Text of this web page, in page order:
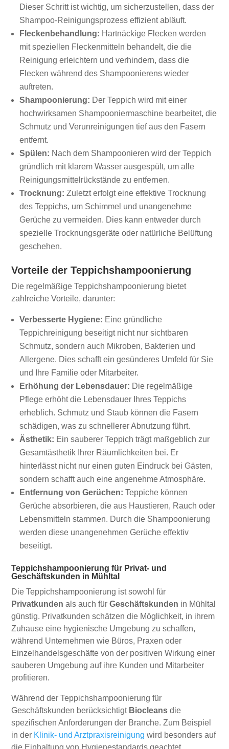
Dieser Schritt ist wichtig, um sicherzustellen, dass der
Shampoo-Reinigungsprozess effizient abläuft.
Fleckenbehandlung: Hartnäckige Flecken werden
mit speziellen Fleckenmitteln behandelt, die die
Reinigung erleichtern und verhindern, dass die
Flecken während des Shampoonierens wieder
auftreten.
Shampoonierung: Der Teppich wird mit einer
hochwirksamen Shampooniermaschine bearbeitet, die
Schmutz und Verunreinigungen tief aus den Fasern
entfernt.
Spülen: Nach dem Shampoonieren wird der Teppich
gründlich mit klarem Wasser ausgespült, um alle
Reinigungsmittelrückstände zu entfernen.
Trocknung: Zuletzt erfolgt eine effektive Trocknung
des Teppichs, um Schimmel und unangenehme
Gerüche zu vermeiden. Dies kann entweder durch
spezielle Trocknungsgeräte oder natürliche Belüftung
geschehen.
Vorteile der Teppichshampoonierung
Die regelmäßige Teppichshampoonierung bietet
zahlreiche Vorteile, darunter:
Verbesserte Hygiene: Eine gründliche
Teppichreinigung beseitigt nicht nur sichtbaren
Schmutz, sondern auch Mikroben, Bakterien und
Allergene. Dies schafft ein gesünderes Umfeld für Sie
und Ihre Familie oder Mitarbeiter.
Erhöhung der Lebensdauer: Die regelmäßige
Pflege erhöht die Lebensdauer Ihres Teppichs
erheblich. Schmutz und Staub können die Fasern
schädigen, was zu schnellerer Abnutzung führt.
Ästhetik: Ein sauberer Teppich trägt maßgeblich zur
Gesamtästhetik Ihrer Räumlichkeiten bei. Er
hinterlässt nicht nur einen guten Eindruck bei Gästen,
sondern schafft auch eine angenehme Atmosphäre.
Entfernung von Gerüchen: Teppiche können
Gerüche absorbieren, die aus Haustieren, Rauch oder
Lebensmitteln stammen. Durch die Shampoonierung
werden diese unangenehmen Gerüche effektiv
beseitigt.
Teppichshampoonierung für Privat- und
Geschäftskunden in Mühltal
Die Teppichshampoonierung ist sowohl für
Privatkunden als auch fürGeschäftskunden in Mühltal
günstig. Privatkunden schätzen die Möglichkeit, in ihrem
Zuhause eine hygienische Umgebung zu schaffen,
während Unternehmen wie Büros, Praxen oder
Einzelhandelsgeschäfte von der positiven Wirkung einer
sauberen Umgebung auf ihre Kunden und Mitarbeiter
profitieren.
Während der Teppichshampoonierung für
Geschäftskunden berücksichtigt Biocleans die
spezifischen Anforderungen der Branche. Zum Beispiel
in der Klinik- und Arztpraxisreinigung wird besonders auf